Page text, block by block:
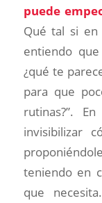
puede
Qué tal si en
entiendo
¿qué te
para que
rutinas?”.
invisibilizar
teniendo en
que